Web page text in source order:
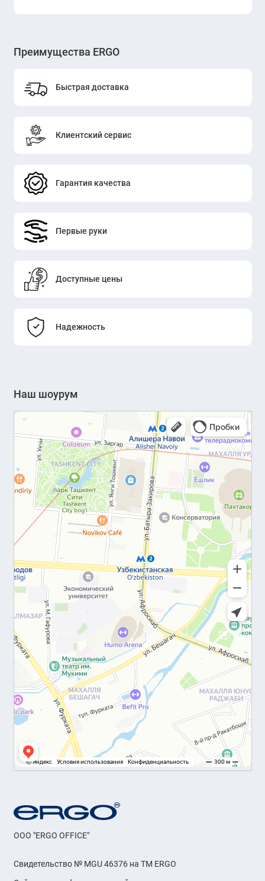
Преимущества ERGO
Быстрая доставка
Клиентский сервис
Гарантия качества
Первые руки
Доступные цены
Надежность
Наш шоурум
OOO "ERGO OFFICE"
Свидетельство № MGU 46376 на ТМ ERGO